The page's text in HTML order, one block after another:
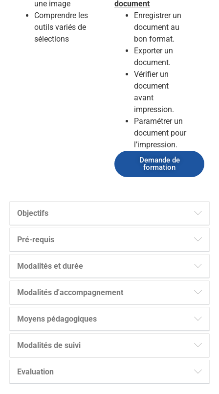
une image
Comprendre les
outils variés de
sélections
document
Enregistrer un
document au
bon format.
Exporter un
document.
Vérifier un
document
avant
impression.
Paramétrer un
document pour
l’impression.
Demande de
formation
Objectifs
Pré-requis
Modalités et durée
Modalités d'accompagnement
Moyens pédagogiques
Modalités de suivi
Evaluation